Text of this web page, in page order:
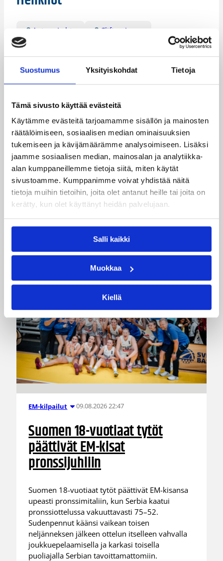
Suostumus Yksityiskohdat Tietoja
Tämä sivusto käyttää evästeitä
Käytämme evästeitä tarjoamamme sisällön ja mainosten
räätälöimiseen, sosiaalisen median ominaisuuksien
tukemiseen ja kävijämäärämme analysoimiseen. Lisäksi
jaamme sosiaalisen median, mainosalan ja analytiikka-
alan kumppaneillemme tietoja siitä, miten käytät
sivustoamme. Kumppanimme voivat yhdistää näitä
tietoja muihin tietoihin, joita olet antanut heille tai joita on
kerätty, kun olet käyttänyt heidän palvelujaan.
Salli kaikki
Muokkaa
Kiellä
Antero Lehto
Clifton Jones
Frank Richards
Jamar Wilson
Pieti Poikola
Tyray Pearson
Kategoriat
Korisliiga Pääjuttu Sarjat
Katso myös
EM-kilpailut 09.08.2026 22:47
Suomen 18-vuotiaat tytöt
päättivät EM-kisat
pronssijuhliin
Suomen 18-vuotiaat tytöt päättivät EM-kisansa
upeasti pronssimitaliin, kun Serbia kaatui
pronssiottelussa vakuuttavasti 75–52.
Sudenpennut käänsi vaikean toisen
neljänneksen jälkeen ottelun itselleen vahvalla
joukkuepelaamisella ja karkasi toisella
puoliajalla Serbian tavoittamattomiin.